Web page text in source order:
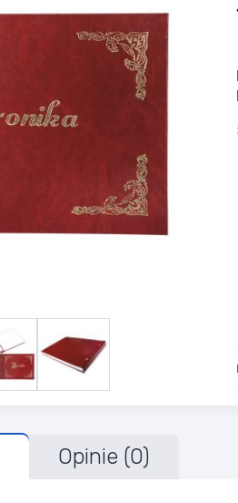
Opinie (0)